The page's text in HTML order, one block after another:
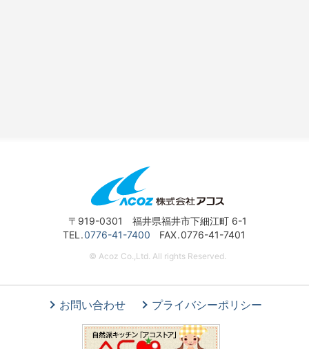
〒919-0301 福井県福井市下細江町 6-1
TEL 0776-41-7400 FAX 0776-41-7401
© Acoz Co.,Ltd. All rights Reserved.
お問い合わせ プライバシーポリシー